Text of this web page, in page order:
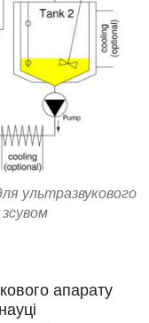
ультразвукового
апарату